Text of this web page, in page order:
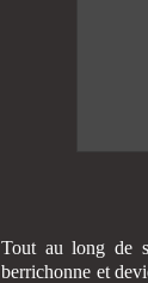
Tout au long de
berrichonne et